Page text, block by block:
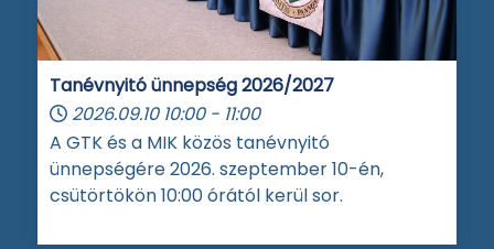
Tanévnyitó ünnepség 2026/2027
2026.09.10 10:00 - 11:00
A GTK és a MIK közös tanévnyitó
ünnepségére 2026. szeptember 10-én,
csütörtökön 10:00 órától kerül sor.